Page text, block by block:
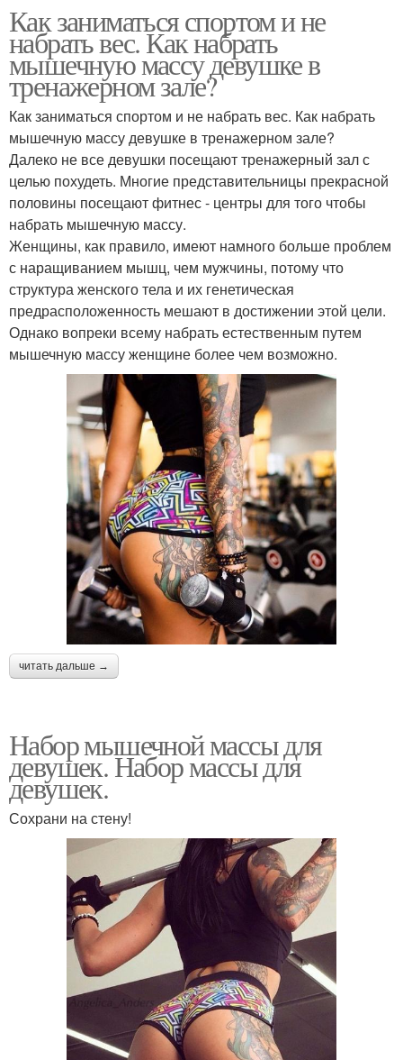
Как заниматься спортом и не
набрать вес. Как набрать
мышечную массу девушке в
тренажерном зале?
Как заниматься спортом и не набрать вес. Как набрать
мышечную массу девушке в тренажерном зале?
Далеко не все девушки посещают тренажерный зал с
целью похудеть. Многие представительницы прекрасной
половины посещают фитнес - центры для того чтобы
набрать мышечную массу.
Женщины, как правило, имеют намного больше проблем
с наращиванием мышц, чем мужчины, потому что
структура женского тела и их генетическая
предрасположенность мешают в достижении этой цели.
Однако вопреки всему набрать естественным путем
мышечную массу женщине более чем возможно.
читать дальше →
Набор мышечной массы для
девушек. Набор массы для
девушек.
Сохрани на стену!